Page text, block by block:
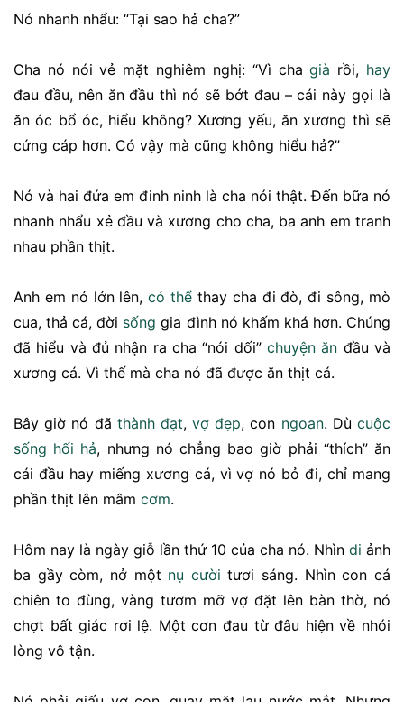
Nó nhanh nhẩu: “Tại sao hả cha?”
Cha nó nói vẻ mặt nghiêm nghị: “Vì chagià rồi, hay
đau đầu, nên ăn đầu thì nó sẽ bớt đau – cái này gọi là
ăn óc bổ óc, hiểu không? Xương yếu, ăn xương thì sẽ
cứng cáp hơn. Có vậy mà cũng không hiểu hả?”
Nó và hai đứa em đinh ninh là cha nói thật. Đến bữa nó
nhanh nhẩu xẻ đầu và xương cho cha, ba anh em tranh
nhau phần thịt.
Anh em nó lớn lên,có thể thay cha đi đò, đi sông, mò
cua, thả cá, đời sống gia đình nó khấm khá hơn. Chúng
đã hiểu và đủ nhận ra cha “nói dối” chuyện ăn đầu và
xương cá. Vì thế mà cha nó đã được ăn thịt cá.
Bây giờ nó đã thành đạt,vợ đẹp, con ngoan. Dùcuộc
sống hối hả, nhưng nó chẳng bao giờ phải “thích” ăn
cái đầu hay miếng xương cá, vì vợ nó bỏ đi, chỉ mang
phần thịt lên mâm cơm.
Hôm nay là ngày giỗ lần thứ 10 của cha nó. Nhìn di ảnh
ba gầy còm, nở một nụ cười tươi sáng. Nhìn con cá
chiên to đùng, vàng tươm mỡ vợ đặt lên bàn thờ, nó
chợt bất giác rơi lệ. Một cơn đau từ đâu hiện về nhói
lòng vô tận.